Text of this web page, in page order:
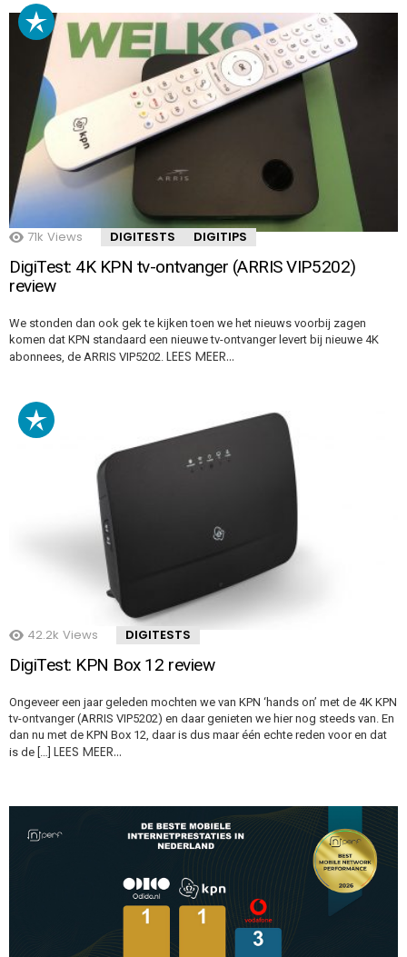
71k Views DIGITESTS DIGITIPS
DigiTest: 4K KPN tv-ontvanger (ARRIS VIP5202)
review
We stonden dan ook gek te kijken toen we het nieuws voorbij zagen
komen dat KPN standaard een nieuwe tv-ontvanger levert bij nieuwe 4K
abonnees, de ARRIS VIP5202. LEES MEER…
42.2k Views DIGITESTS
DigiTest: KPN Box 12 review
Ongeveer een jaar geleden mochten we van KPN ‘hands on’ met de 4K KPN
tv-ontvanger (ARRIS VIP5202) en daar genieten we hier nog steeds van. En
dan nu met de KPN Box 12, daar is dus maar één echte reden voor en dat
is de […] LEES MEER…